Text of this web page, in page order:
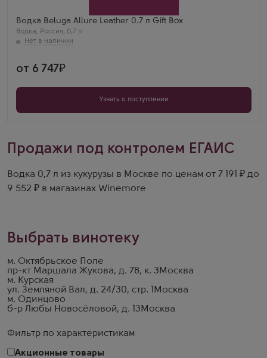
Фильтр по характеристикам
Акционные товары
Водка Beluga Allure Leather 0.7 л Gift Box
Водка, Россия, 0,7 л
Регион
Мариинск
Татьяна Воробьева
Прекрасно сочетается с морепродуктами и
от 6 747
Узнать о поступлении
Продажи под контролем ЕГАИС
Водка 0,7 л из кукурузы в Москве по ценам от 7 191 ₽ до
9 552 ₽ в магазинах Winemore
Выбрать винотеку
м. Октябрьское Поле
пр-кт Маршала Жукова, д. 78, к. 3 Москва
м. Курская
ул. Земляной Вал, д. 24/30, стр. 1
Москва
м. Одинцово
б-р Любы Новосёловой, д. 13 Москва